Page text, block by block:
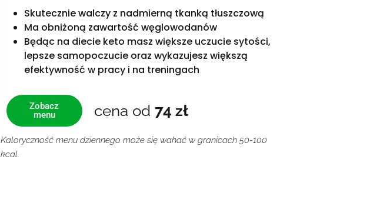
Skutecznie walczy z nadmierną tkanką tłuszczową
Ma obniżoną zawartość węglowodanów
Będąc na diecie keto masz większe uczucie sytości,
lepsze samopoczucie oraz wykazujesz większą
efektywność w pracy i na treningach
Zobacz
menu
cena od 74 zł
Kaloryczność menu dziennego może się wahać w granicach 50-100
kcal.